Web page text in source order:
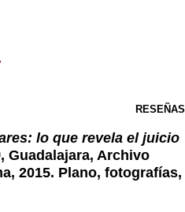
RESEÑAS
lo que revela el juicio
, Guadalajara, Archivo
2015. Plano, fotografías,